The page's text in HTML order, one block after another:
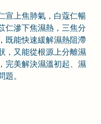
宣上焦肺氣，白蔻仁暢
仁滲下焦濕熱，三焦分
既能快速緩解濕熱阻滯
，又能從根源上分離濕
完美解決濕溫初起、濕
。